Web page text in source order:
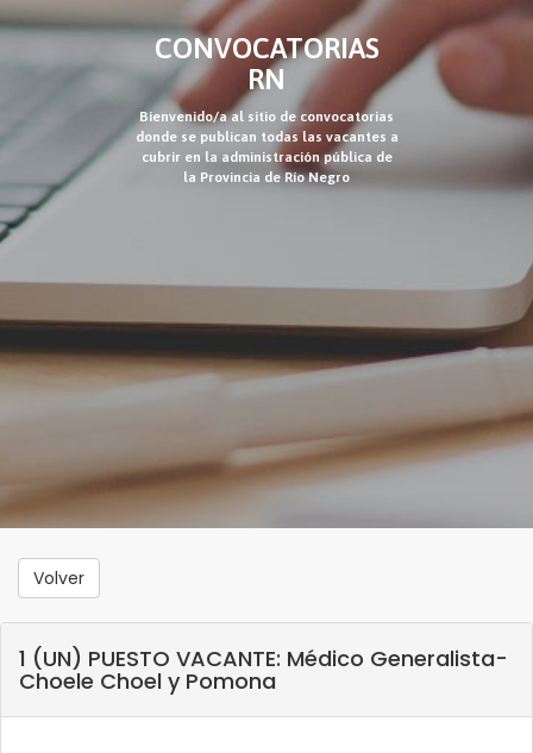
CONVOCATORIAS
RN
Bienvenido/a al sitio de convocatorias
donde se publican todas las vacantes a
cubrir en la administración pública de
la Provincia de Río Negro
Volver
1 (UN) PUESTO VACANTE: Médico Generalista-
Choele Choel y Pomona